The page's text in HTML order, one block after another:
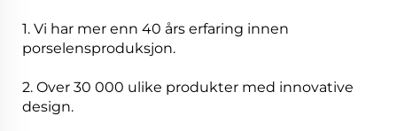
1. Vi har mer enn 40 års erfaring innen
porselensproduksjon.
2. Over 30 000 ulike produkter med innovative
design.